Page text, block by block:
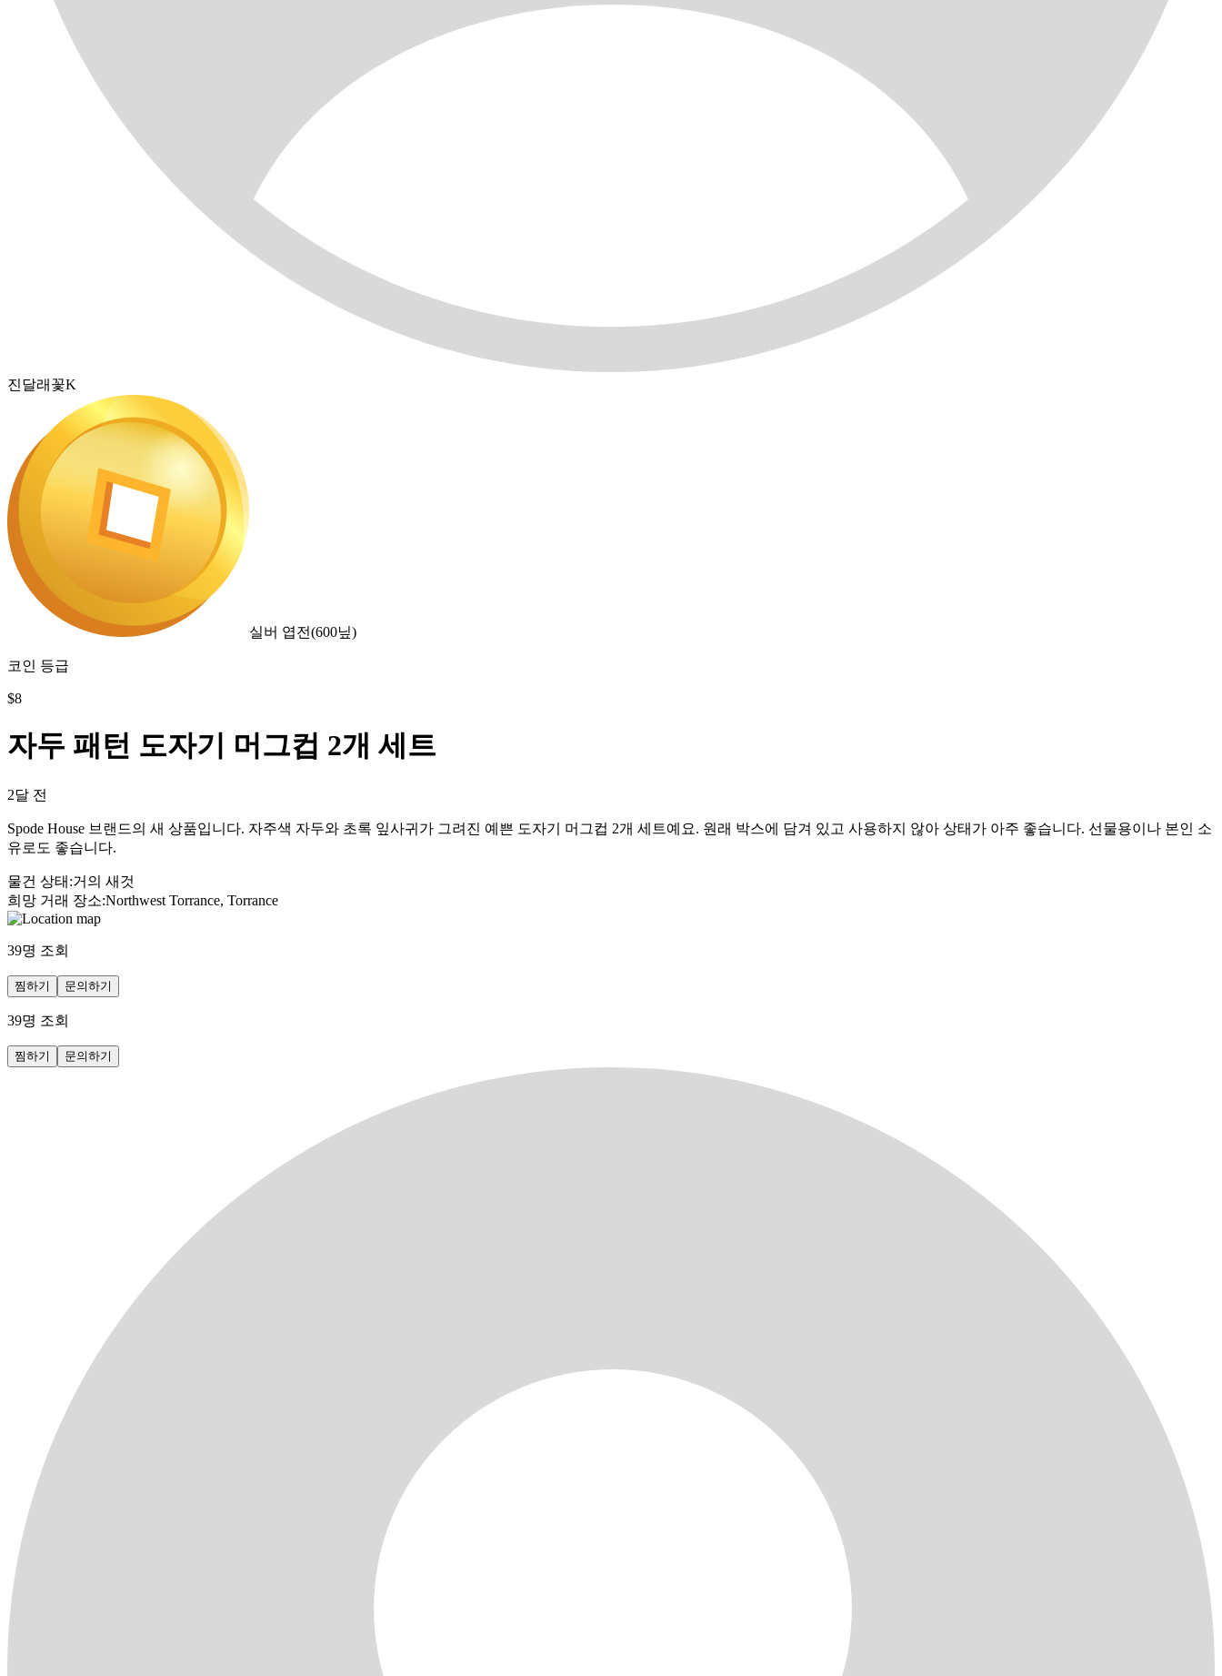
진달래꽃K
실버 엽전(600닢)
코인 등급
$8
자두 패턴 도자기 머그컵 2개 세트
2달 전
Spode House 브랜드의 새 상품입니다. 자주색 자두와 초록 잎사귀가 그려진 예쁜 도자기 머그컵 2개 세트예요. 원래 박스에 담겨 있고 사용하지 않아 상태가 아주 좋습니다. 선물용이나 본인 소
유로도 좋습니다.
물건 상태 :거의 새것
희망 거래 장소:Northwest Torrance, Torrance
39명 조회
찜하기 문의하기
39명 조회
찜하기 문의하기